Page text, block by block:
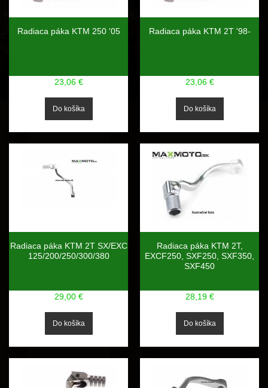
Radiaca páka KTM 250 '05
23,06 €
Radiaca páka KTM 2T '98-
23,06 €
Radiaca páka KTM 2T SX/EXC
125/200/250/300/380
29,00 €
Radiaca páka KTM 2T,
EXCF250, SXF250, SXF350,
SXF450
28,19 €